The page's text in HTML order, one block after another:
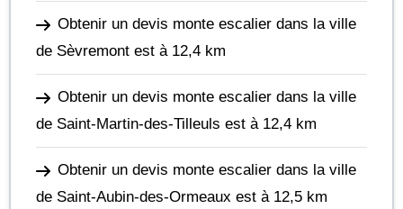
Obtenir un devis monte escalier dans la ville
de Sèvremont est à 12,4 km
Obtenir un devis monte escalier dans la ville
de Saint-Martin-des-Tilleuls est à 12,4 km
Obtenir un devis monte escalier dans la ville
de Saint-Aubin-des-Ormeaux est à 12,5 km